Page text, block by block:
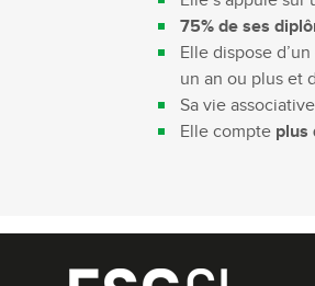
75% de ses
Elle dispose
un an ou plus et
Sa vie
Elle compte plus